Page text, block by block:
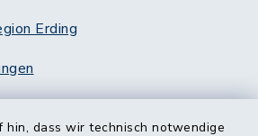
hin, dass wir technisch notwendige
Erding